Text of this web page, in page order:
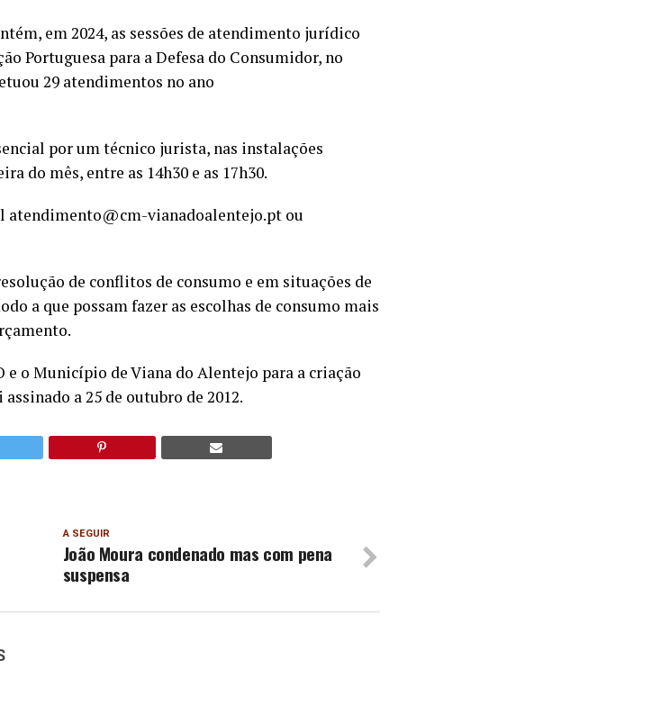
em 2024, as sessões de atendimento jurídico
Portuguesa para a Defesa do Consumidor, no
29 atendimentos no ano
por um técnico jurista, nas instalações
do mês, entre as 14h30 e as 17h30.
atendimento@cm-vianadoalentejo.pt ou
de conflitos de consumo e em situações de
a que possam fazer as escolhas de consumo mais
e o Município de Viana do Alentejo para a criação
a 25 de outubro de 2012.
A SEGUIR
João Moura condenado mas com pena
suspensa